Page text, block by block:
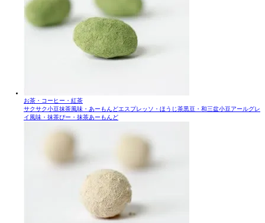
お茶・コーヒー・紅茶
サクサク小豆抹茶風味・あーもんどエスプレッソ・ほうじ茶黒豆・和三盆小豆アールグレ
イ風味・抹茶ぴー・抹茶あーもんど